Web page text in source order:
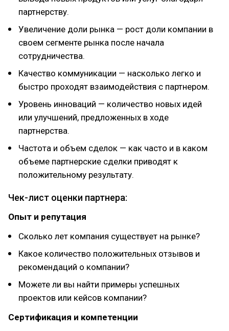
партнерству.
Увеличение доли рынка — рост доли компании в
своем сегменте рынка после начала
сотрудничества.
Качество коммуникации — насколько легко и
быстро проходят взаимодействия с партнером.
Уровень инноваций — количество новых идей
или улучшений, предложенных в ходе
партнерства.
Частота и объем сделок — как часто и в каком
объеме партнерские сделки приводят к
положительному результату.
Чек-лист оценки партнера:
Опыт и репутация
Сколько лет компания существует на рынке?
Какое количество положительных отзывов и
рекомендаций о компании?
Можете ли вы найти примеры успешных
проектов или кейсов компании?
Сертификация и компетенции